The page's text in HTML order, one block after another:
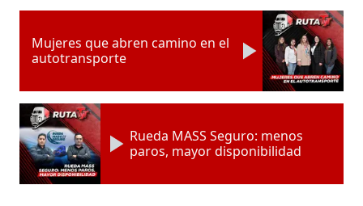
Mujeres que abren camino en el
autotransporte
Rueda MASS Seguro: menos
paros, mayor disponibilidad